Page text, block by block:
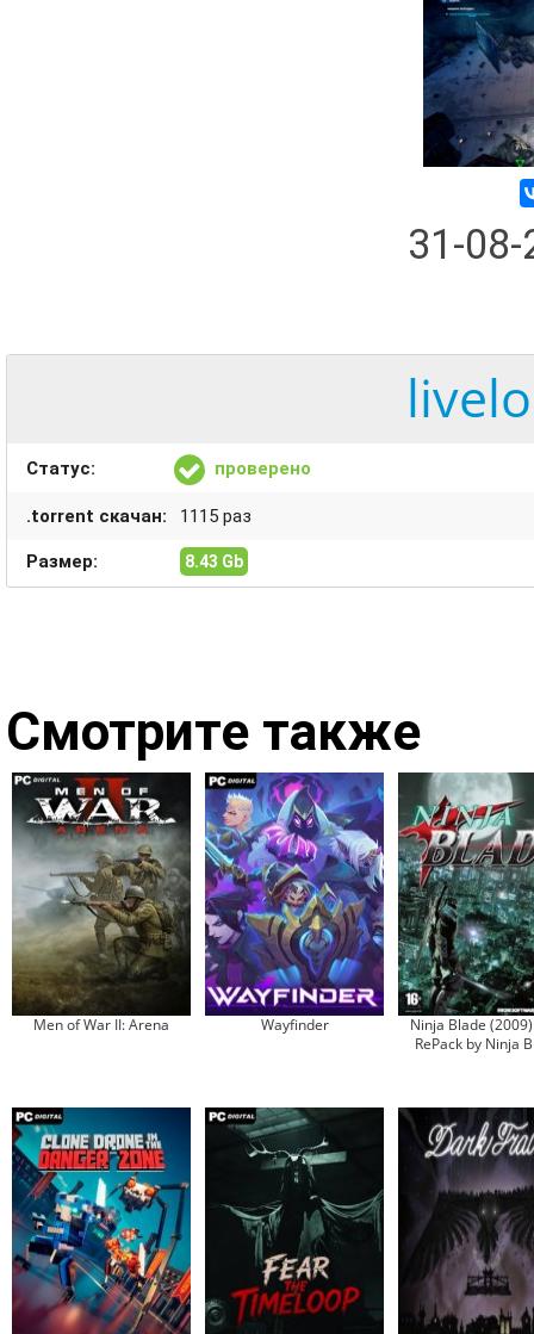
31-
Статус: проверено
.torrent скачан: 1115 раз
Размер: 8.43 Gb
Смотрите также
Men of War II: Arena Wayfinder
Ninja Blade
RePack by Ninja